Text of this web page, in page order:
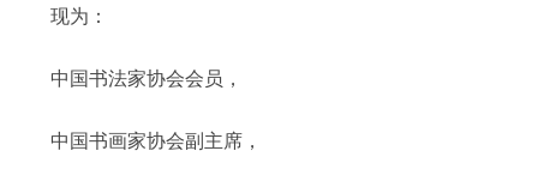
现为：
中国书法家协会会员，
中国书画家协会副主席，